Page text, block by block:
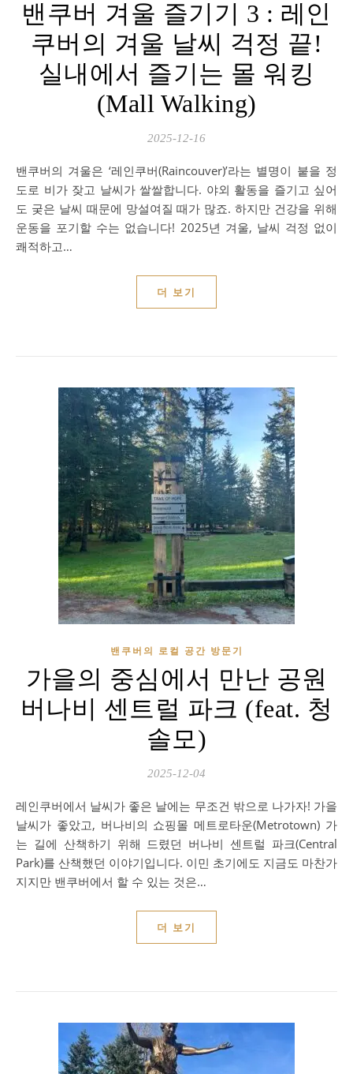
밴쿠버 겨울 즐기기 3 : 레인
쿠버의 겨울 날씨 걱정 끝!
실내에서 즐기는 몰 워킹
(Mall Walking)
2025-12-16
밴쿠버의 겨울은 ‘레인쿠버(Raincouver)’라는 별명이 붙을 정
도로 비가 잦고 날씨가 쌀쌀합니다. 야외 활동을 즐기고 싶어
도 궂은 날씨 때문에 망설여질 때가 많죠. 하지만 건강을 위해
운동을 포기할 수는 없습니다! 2025년 겨울, 날씨 걱정 없이
쾌적하고…
더 보기
밴쿠버의 로컬 공간 방문기
가을의 중심에서 만난 공원
버나비 센트럴 파크 (feat. 청
솔모)
2025-12-04
레인쿠버에서 날씨가 좋은 날에는 무조건 밖으로 나가자! 가을
날씨가 좋았고, 버나비의 쇼핑몰 메트로타운(Metrotown) 가
는 길에 산책하기 위해 드렸던 버나비 센트럴 파크(Central
Park)를 산책했던 이야기입니다. 이민 초기에도 지금도 마찬가
지지만 밴쿠버에서 할 수 있는 것은…
더 보기